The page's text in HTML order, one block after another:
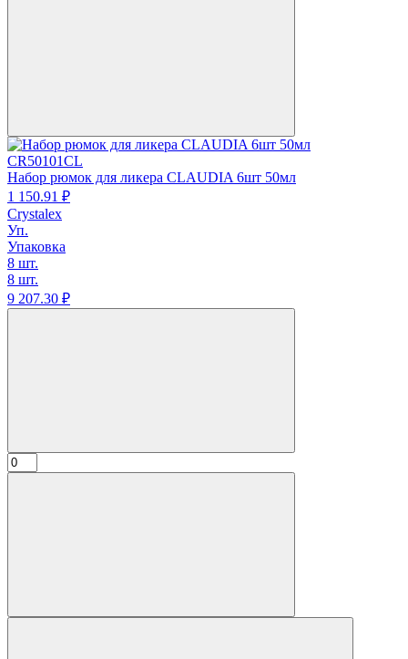
CR50101CL
Набор рюмок для ликера CLAUDIA 6шт 50мл
1 150.91 ₽
Crystalex
Уп.
Упаковка
8 шт.
8 шт.
9 207.30 ₽